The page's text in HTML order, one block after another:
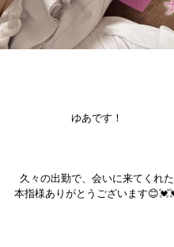
ゆあです！
久々の出勤で、会いに来てくれた
本指様ありがとうございます